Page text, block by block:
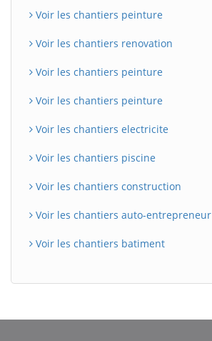
Voir les chantiers peinture
Voir les chantiers renovation
Voir les chantiers peinture
Voir les chantiers peinture
Voir les chantiers electricite
Voir les chantiers piscine
Voir les chantiers construction
Voir les chantiers auto-entrepreneur
Voir les chantiers batiment